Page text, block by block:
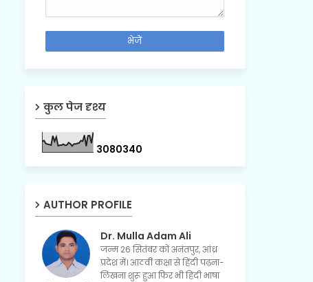
कुल पेज दृश्य
3080340
AUTHOR PROFILE
Dr. Mulla Adam Ali
जन्म 26 सितंबर को अनंतपुर, आंध्र
प्रदेश में। आठवीं कक्षा से हिंदी पढ़ना-
लिखना शुरू हुआ फिर भी हिंदी भाषा